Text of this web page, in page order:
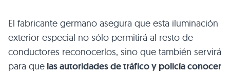
El fabricante germano asegura que esta iluminación
exterior especial no sólo permitirá al resto de
conductores reconocerlos, sino que también servirá
para que las autoridades de tráfico y policía conocer